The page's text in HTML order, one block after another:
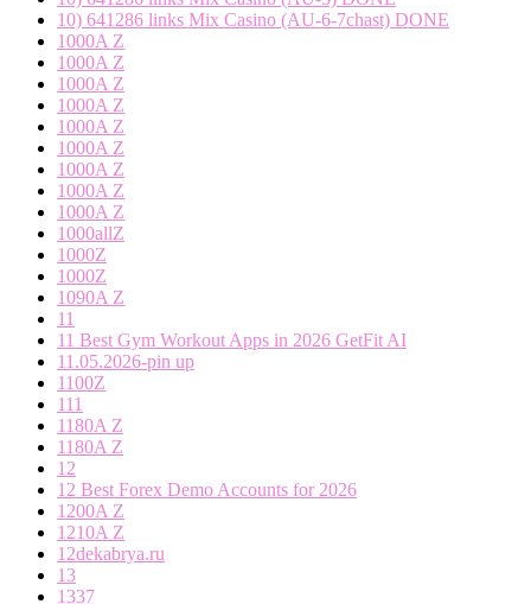
10) 641286 links Mix Casino (AU-6-7chast) DONE
1000A Z
1000A Z
1000A Z
1000A Z
1000A Z
1000A Z
1000A Z
1000A Z
1000A Z
1000allZ
1000Z
1000Z
1090A Z
11
11 Best Gym Workout Apps in 2026 GetFit AI
11.05.2026-pin up
1100Z
111
1180A Z
1180A Z
12
12 Best Forex Demo Accounts for 2026
1200A Z
1210A Z
12dekabrya.ru
13
1337